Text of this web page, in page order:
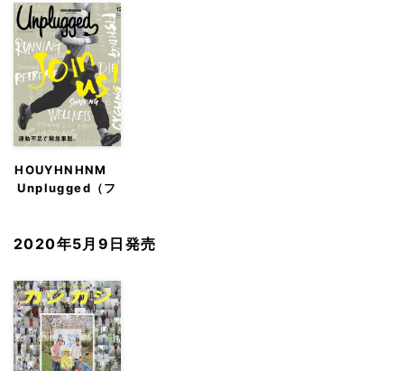
HOUYHNHNM
Unplugged（フ
2020年5月9日発売